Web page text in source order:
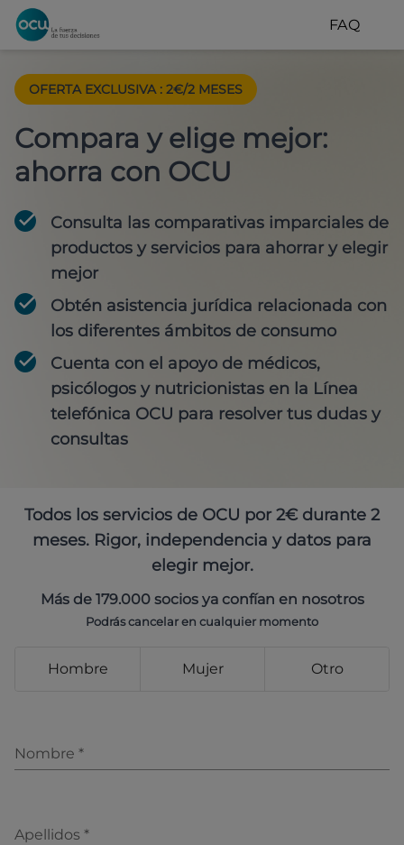
FAQ
OFERTA EXCLUSIVA : 2€/2 MESES
Compara y elige mejor:
ahorra con OCU
Consulta las comparativas imparciales de
productos y servicios para ahorrar y elegir
mejor
Obtén asistencia jurídica relacionada con
los diferentes ámbitos de consumo
Cuenta con el apoyo de médicos,
psicólogos y nutricionistas en la Línea
telefónica OCU para resolver tus dudas y
consultas
Todos los servicios de OCU por 2€ durante 2
meses. Rigor, independencia y datos para
elegir mejor.
Más de 179.000 socios ya confían en nosotros
Podrás cancelar en cualquier momento
Hombre Mujer Otro
Nombre *
Apellidos *